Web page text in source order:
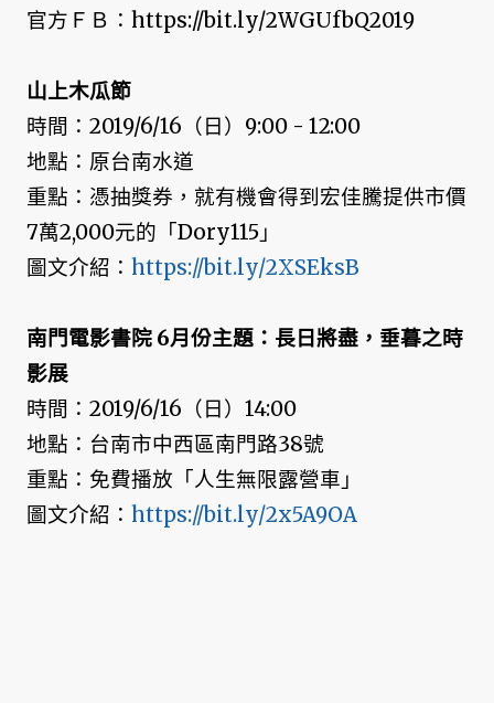
官方ＦＢ：https://bit.ly/2WGUfbQ2019
山上木瓜節
時間：2019/6/16（日）9:00 - 12:00
地點：原台南水道
重點：憑抽獎券，就有機會得到宏佳騰提供市價
7萬2,000元的「Dory115」
圖文介紹： https://bit.ly/2XSEksB
南門電影書院 6月份主題：長日將盡，垂暮之時
影展
時間：2019/6/16（日）14:00
地點：台南市中西區南門路38號
重點：免費播放「人生無限露營車」
圖文介紹： https://bit.ly/2x5A9OA